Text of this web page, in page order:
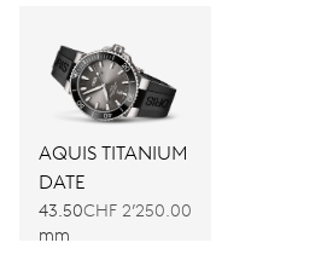
AQUIS TITANIUM
DATE
43.50
mm
CHF 2’250.00